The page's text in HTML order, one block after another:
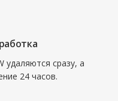
удаляются сразу, а
24 часов.